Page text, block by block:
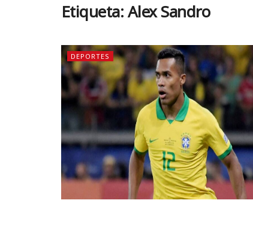
Etiqueta:Alex Sandro
DEPORTES